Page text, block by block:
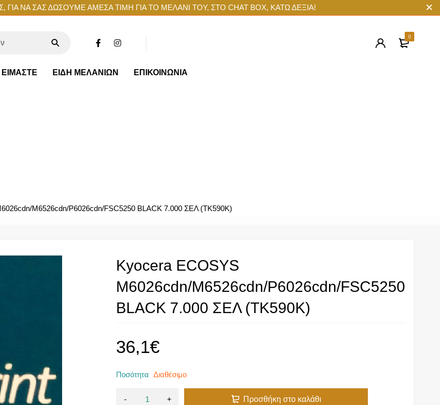
ΝΑ ΣΑΣ ΔΩΣΟΥΜΕ ΑΜΕΣΑ ΤΙΜΗ ΓΙΑ ΤΟ ΜΕΛΑΝΙ ΤΟΥ, ΣΤΟ CHAT BOX, ΚΑΤΩ ΔΕΞΙΑ!
0
ΕΙΜΑΣΤΕ ΕΙΔΗ ΜΕΛΑΝΙΩΝ ΕΠΙΚΟΙΝΩΝΙΑ
M6526cdn/P6026cdn/FSC5250 BLACK 7.000 ΣΕΛ (TK590K)
Kyocera ECOSYS
M6026cdn/M6526cdn/P6026cdn/FSC5250
BLACK 7.000 ΣΕΛ (TK590K)
36,1€
Ποσότητα Διαθέσιμο
Προσθήκη στο καλάθι